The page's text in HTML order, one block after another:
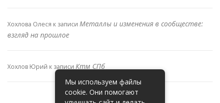
Хохлова Олеся к записи Металлы и изменения в сообществе:
взгляд на прошлое
Хохлов Юрий к записи Ктм СПб
Мы используем файлы
cookie. Они помогают